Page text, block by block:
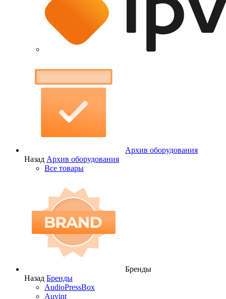
Архив оборудования
Назад Архив оборудования
Все товары
Бренды
Назад Бренды
AudioPressBox
Auvint